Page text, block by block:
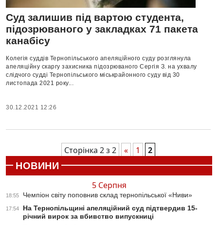
Cуд залишив під вартою студента,
підозрюваного у закладках 71 пакета
канабісу
Колегія суддів Тернопільського апеляційного суду розглянула
апеляційну скаргу захисника підозрюваного Сергія З. на ухвалу
слідчого судді Тернопільського міськрайонного суду від 30
листопада 2021 року...
30.12.2021 12:26
Сторінка 2 з 2 « 1
2
НОВИНИ
5 Серпня
18:55 Чемпіон світу поповнив склад тернопільської «Ниви»
17:54
На Тернопільщині апеляційний суд підтвердив 15-
річний вирок за вбивство випускниці